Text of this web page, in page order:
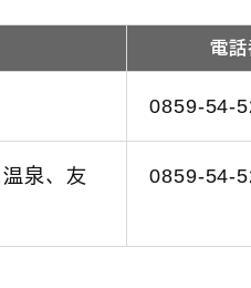
電
0859-54-
泉、友 0859-54-